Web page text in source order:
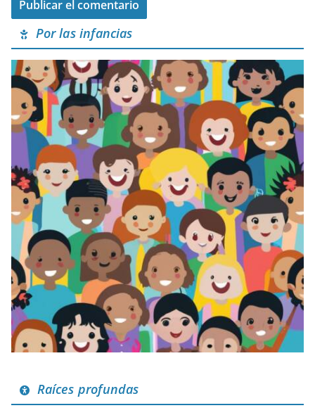
Por las infancias
Raíces profundas